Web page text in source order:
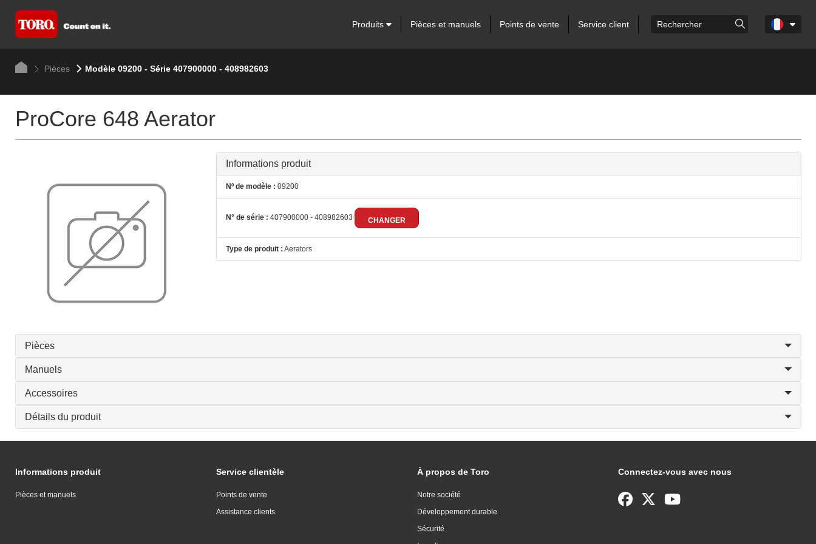
Produits Pièces et manuels Points de vente Service client
Pièces Modèle 09200 - Série 407900000 - 408982603
ProCore 648 Aerator
Informations produit
Nº de modèle : 09200
N° de série : 407900000 - 408982603 CHANGER
Type de produit : Aerators
Pièces
Manuels
Accessoires
Détails du produit
Informations produit
Pièces et manuels
Service clientèle
Points de vente
Assistance clients
À propos de Toro
Notre société
Développement durable
Sécurité
Connectez-vous avec nous